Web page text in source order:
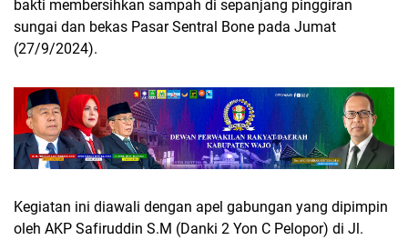
bakti membersihkan sampah di sepanjang pinggiran
sungai dan bekas Pasar Sentral Bone pada Jumat
(27/9/2024).
Kegiatan ini diawali dengan apel gabungan yang dipimpin
oleh AKP Safiruddin S.M (Danki 2 Yon C Pelopor) di Jl.